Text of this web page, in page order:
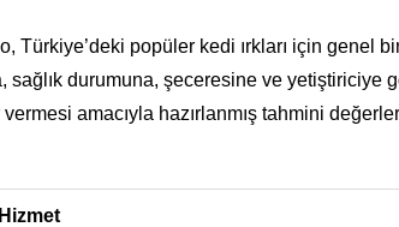
Türkiye’deki popüler kedi ırkları için genel
sağlık durumuna, şeceresine ve
amacıyla hazırlanmış tahmini